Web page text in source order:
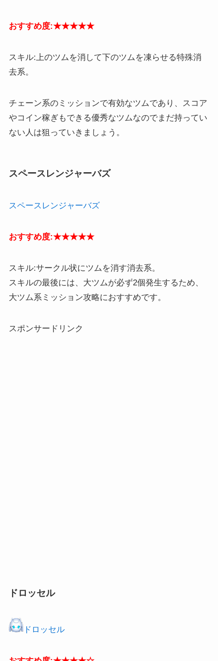
おすすめ度:★★★★★
スキル:上のツムを消して下のツムを凍らせる特殊消
去系。
チェーン系のミッションで有効なツムであり、スコア
やコイン稼ぎもできる優秀なツムなのでまだ持ってい
ない人は狙っていきましょう。
スペースレンジャーバズ
スペースレンジャーバズ
おすすめ度:★★★★★
スキル:サークル状にツムを消す消去系。
スキルの最後には、大ツムが必ず2個発生するため、
大ツム系ミッション攻略におすすめです。
スポンサードリンク
ドロッセル
ドロッセル